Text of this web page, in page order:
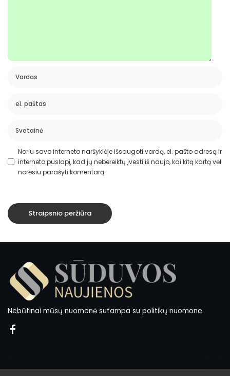
Noriu savo interneto naršyklėje išsaugoti vardą, el. pašto adresą ir
interneto puslapį, kad jų nebereiktų įvesti iš naujo, kai kitą kartą vėl
norėsiu parašyti komentarą.
Nebūtinai mūsų nuomonė sutampa su politikų nuomone.